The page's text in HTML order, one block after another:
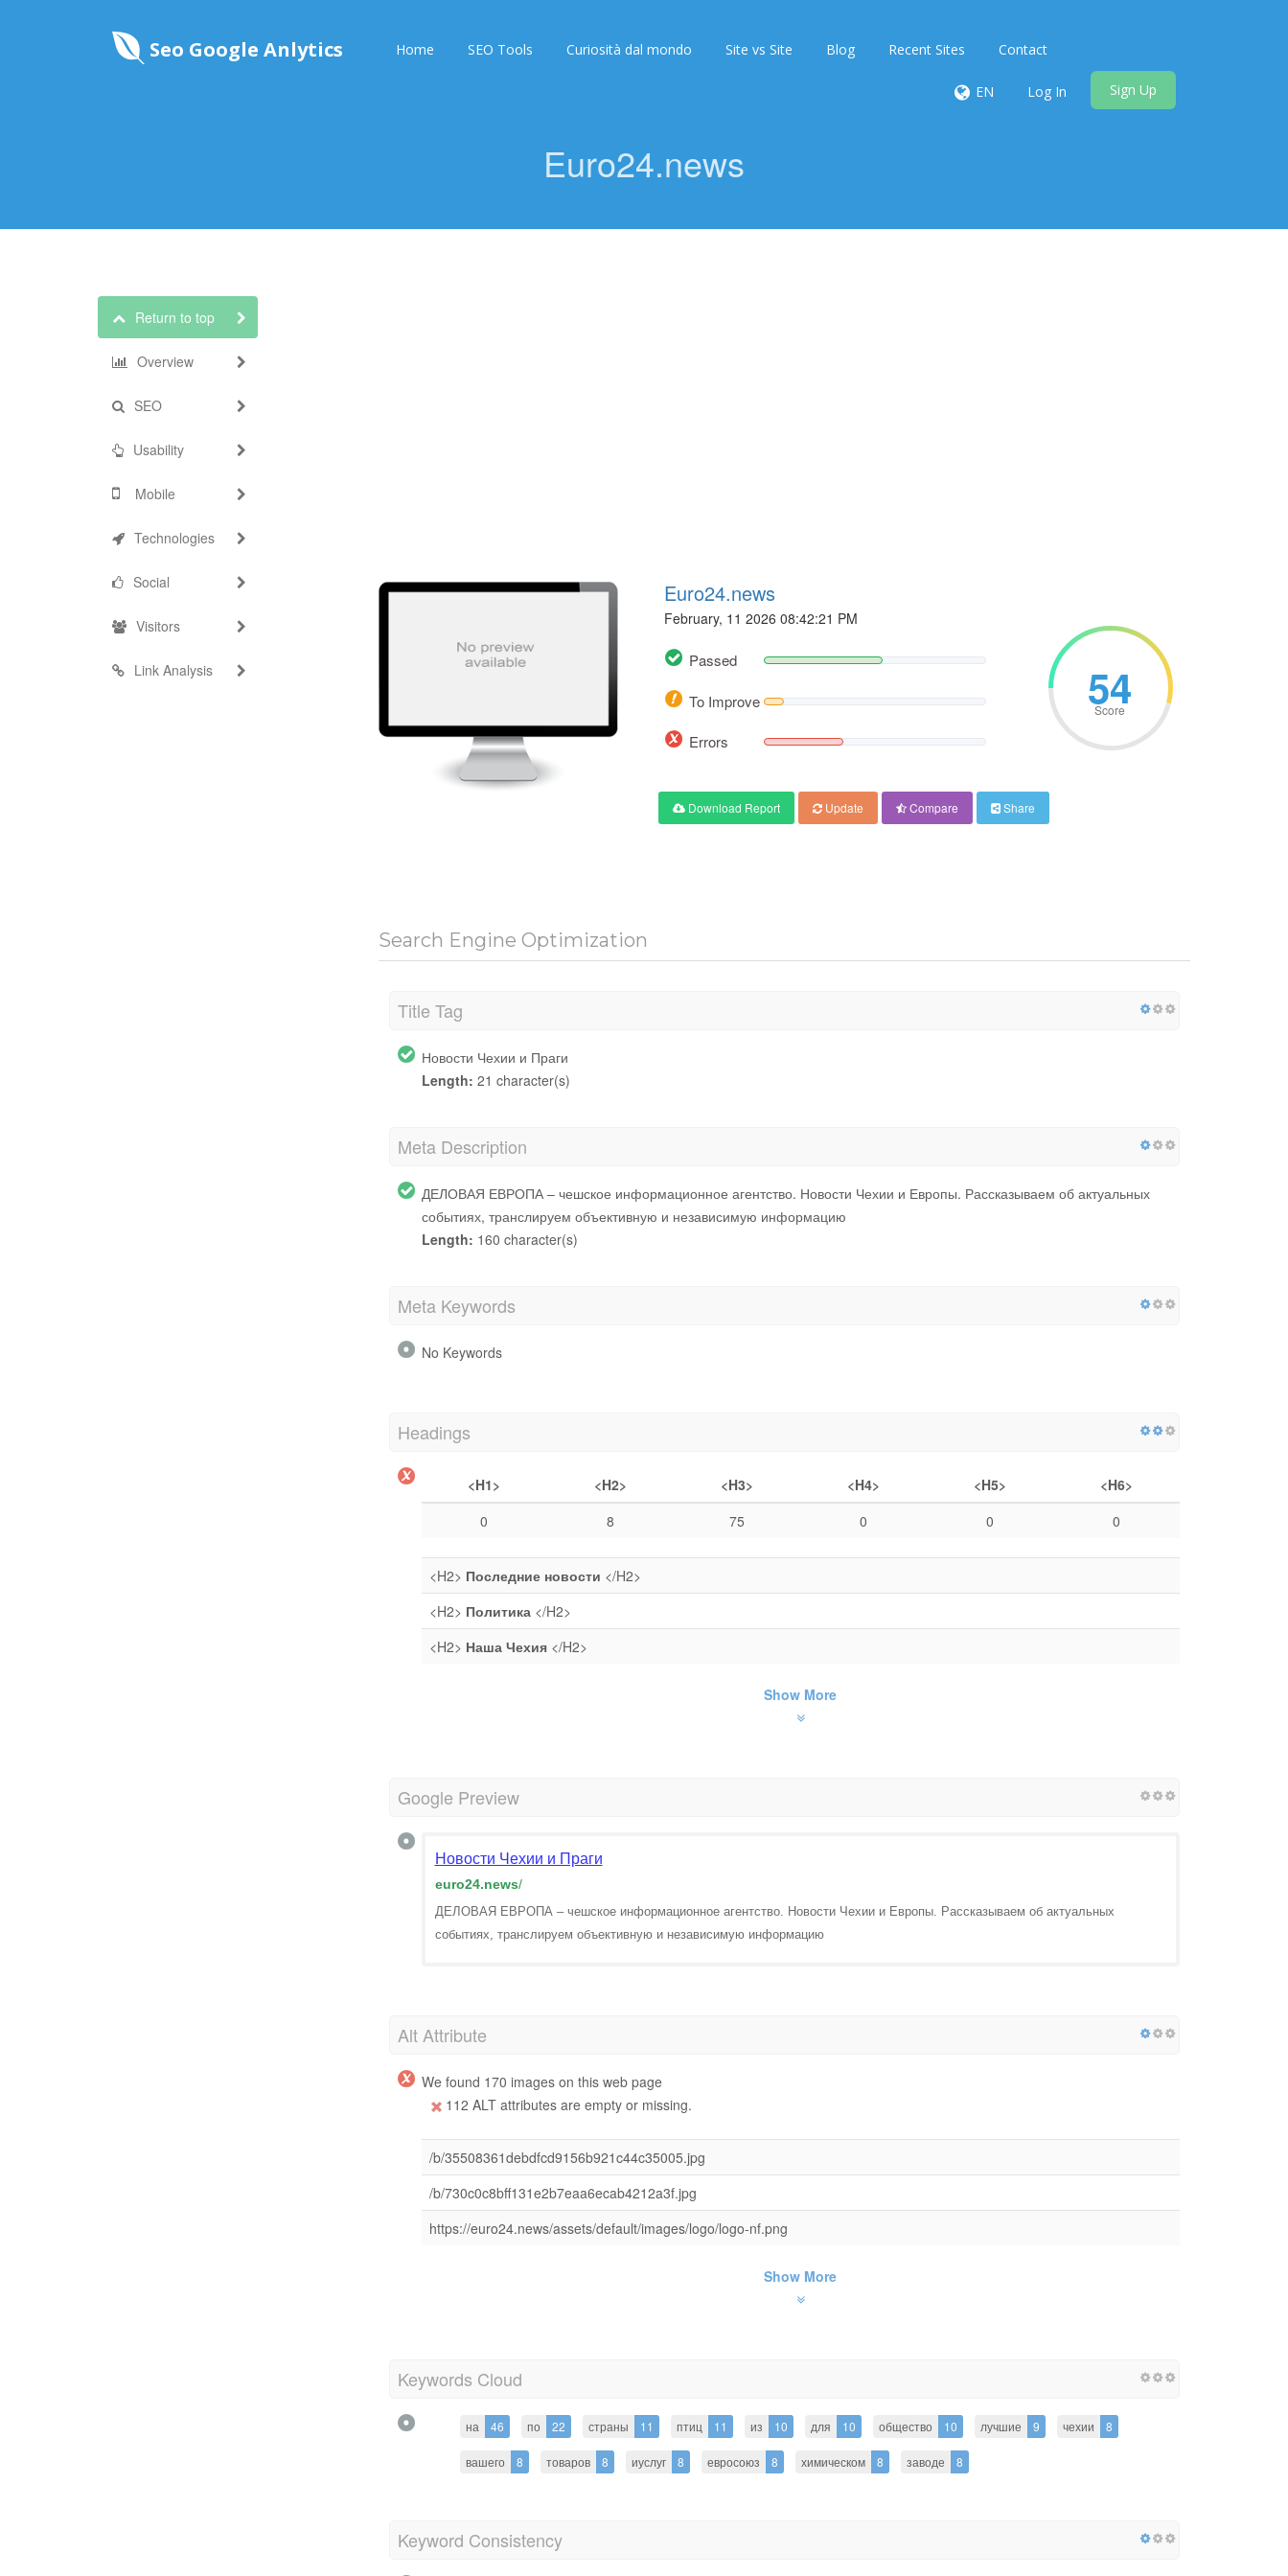
Seo Google Anlytics Home SEO Tools Curiosità dal mondo Site vs Site Blog Recent Sites Contact
EN Log In Sign Up
Euro24.news
Return to top
Overview
SEO
Usability
Mobile
Technologies
Social
Visitors
Link Analysis
Euro24.news
February, 11 2026 08:42:21 PM
Passed
To Improve
Errors
54
Score
Download Report Update Compare Share
Search Engine Optimization
Title Tag
Новости Чехии и Праги
Length: 21 character(s)
Meta Description
ДЕЛОВАЯ ЕВРОПА – чешское информационное агентство. Новости Чехии и Европы. Рассказываем об актуальных
событиях, транслируем объективную и независимую информацию
Length: 160 character(s)
Meta Keywords
No Keywords
Headings
<H1> <H2> <H3> <H4> <H5>
<H6>
0
8 75 0 0 0
<H2> Последние новости </H2>
<H2> Политика</H2>
<H2> Наша Чехия</H2>
Show More
Google Preview
Новости Чехии и Праги
euro24.news/
ДЕЛОВАЯ ЕВРОПА – чешское информационное агентство. Новости Чехии и Европы. Рассказываем об актуальных
событиях, транслируем объективную и независимую информацию
Alt Attribute
We found 170 images on this web page
112 ALT attributes are empty or missing.
/b/35508361debdfcd9156b921c44c35005.jpg
/b/730c0c8bff131e2b7eaa6ecab4212a3f.jpg
https://euro24.news/assets/default/images/logo/logo-nf.png
Show More
Keywords Cloud
на 46 по 22 страны 11 птиц 11 из 10 для 10 общество 10 лучшие 9 чехии 8
вашего 8 товаров 8 иуслуг 8 евросоюз 8 химическом 8 заводе 8
Keyword Consistency